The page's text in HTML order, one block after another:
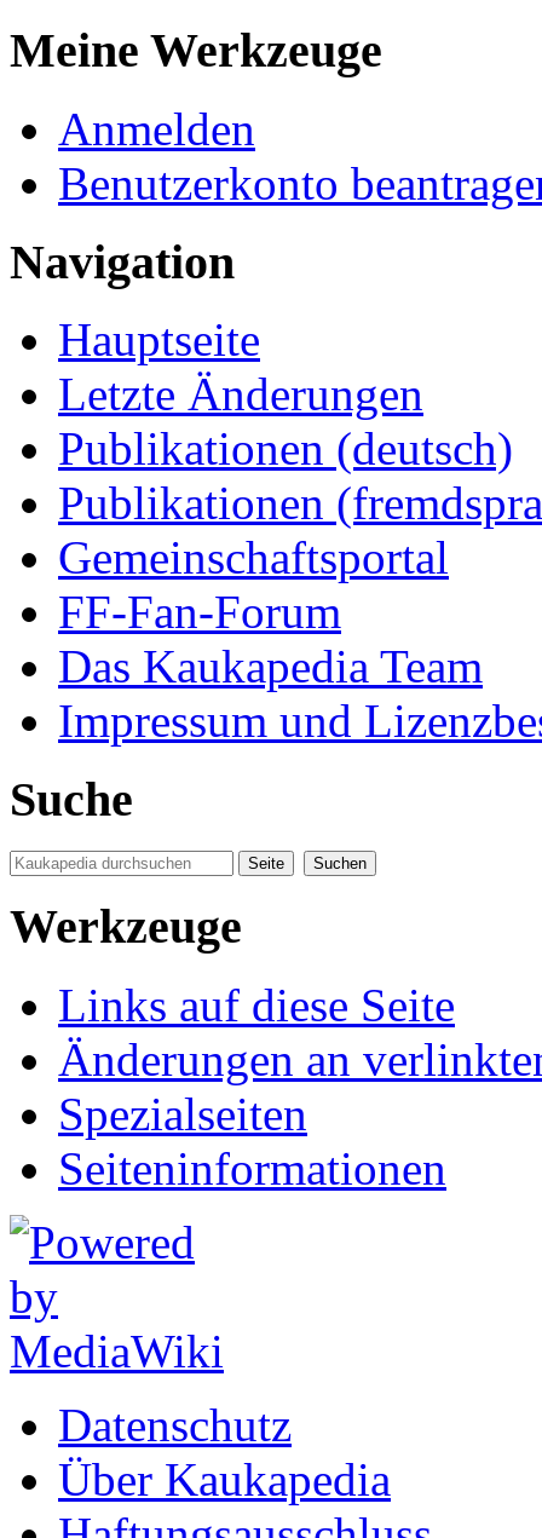
Meine Werkzeuge
Anmelden
Benutzerkonto
Navigation
Hauptseite
Letzte Änderungen
Publikationen (deutsch)
Publikationen
Gemeinschaftsportal
FF-Fan-Forum
Das Kaukapedia Team
Impressum und
Suche
Werkzeuge
Links auf diese Seite
Änderungen an
Spezialseiten
Seiten­informationen
Datenschutz
Über Kaukapedia